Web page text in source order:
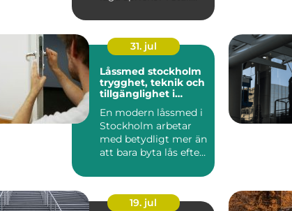
bygg, entrep...
31. jul
Låssmed stockholm
trygghet, teknik och
tillgänglighet i
En modern låssmed i
Stockholm arbetar
med betydligt mer än
att bara byta lås efter
19. jul